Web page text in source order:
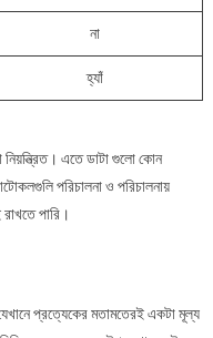
না
হ্যাঁ
এতে ডাটা গুলো কোন
পরিচালনা ও পরিচালনায়
পারি।
প্রত্যেকের মতামতেরই একটা মূল্য